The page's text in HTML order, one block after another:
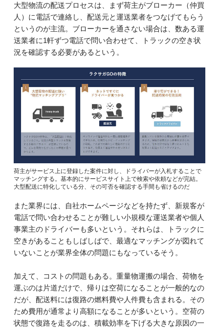
大型物流の配送プロセスは、まず荷主がブローカー（仲買
人）に電話で連絡し、配送元と運送業者をつなげてもらう
というのが主流。ブローカーを通さない場合は、数ある運
送業者に1軒ずつ電話で問い合わせて、トラックの空き状
況を確認する必要があるという。
荷主がサービス上に登録した案件に対し、ドライバーが入札することで
マッチングする。基本的にサービスサイト上で検索や依頼などが完結。
大型配送に特化している分、その可否を確認する手間も省けるのだ
また業界には、自社ホームページなどを持たず、新規客が
電話で問い合わせることが難しい小規模な運送業者や個人
事業主のドライバーも多いという。それらは、トラックに
空きがあることもしばしばで、最適なマッチングが図れて
いないことが業界全体の問題にもなっているそう。
加えて、コストの問題もある。重量物運搬の場合、荷物を
運ぶのは片道だけで、帰りは空荷になることが一般的なの
だが、配送料には復路の燃料費や人件費も含まれる。その
ため費用が通常より高額になることが多いという。空荷の
状態で復路を走るのは、積載効率を下げる大きな原因の一